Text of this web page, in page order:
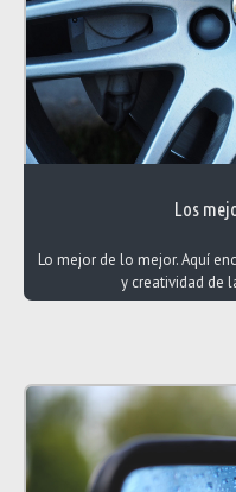
Los
Lo mejor de lo mejor. Aquí
y creatividad de